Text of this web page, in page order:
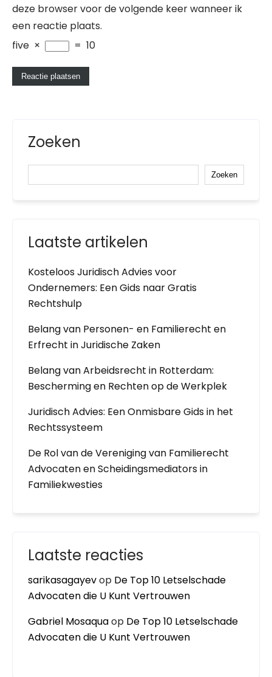
deze browser voor de volgende keer wanneer ik
een reactie plaats.
five × = 10
Zoeken
Zoeken
Laatste artikelen
Kosteloos Juridisch Advies voor
Ondernemers: Een Gids naar Gratis
Rechtshulp
Belang van Personen- en Familierecht en
Erfrecht in Juridische Zaken
Belang van Arbeidsrecht in Rotterdam:
Bescherming en Rechten op de Werkplek
Juridisch Advies: Een Onmisbare Gids in het
Rechtssysteem
De Rol van de Vereniging van Familierecht
Advocaten en Scheidingsmediators in
Familiekwesties
Laatste reacties
sarikasagayevop De Top 10 Letselschade
Advocaten die U Kunt Vertrouwen
Gabriel Mosaquaop De Top 10 Letselschade
Advocaten die U Kunt Vertrouwen